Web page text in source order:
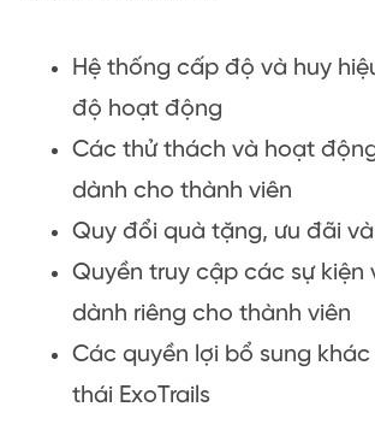
Hệ thống cấp độ và huy
độ hoạt động
Các thử thách và hoạt
dành cho thành viên
Quy đổi quà tặng, ưu đãi
Quyền truy cập các sự kiện
dành riêng cho thành viên
Các quyền lợi bổ sung
thái ExoTrails